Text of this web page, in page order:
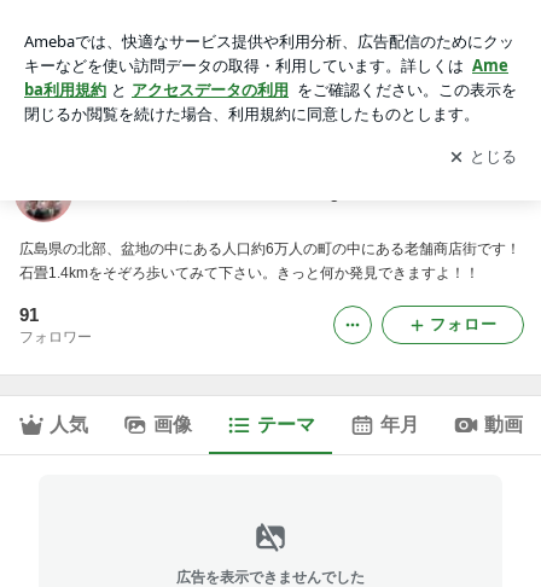
アプリをダウンロードして ブログの更新通知
を受け取りまし
ょう。
開く
広島県の北部、盆地の中にある人口約6万人の町の中にある老舗商店街です！
石畳1.4kmをそぞろ歩いてみて下さい。きっと何か発見できますよ！！
91
フォロワー
フォロー
人気 画像 テーマ 年月 動画
広告を表示できませんでした